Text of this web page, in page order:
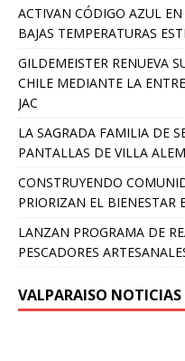
ACTIVAN CÓDIGO AZUL
BAJAS TEMPERATURAS
GILDEMEISTER RENUEVA
CHILE MEDIANTE LA
JAC
LA SAGRADA FAMILIA DE
PANTALLAS DE VILLA
CONSTRUYENDO
PRIORIZAN EL BIENESTAR
LANZAN PROGRAMA DE
PESCADORES
VALPARAISO NOTICIAS